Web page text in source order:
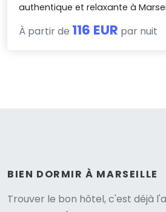
authentique et relaxante à
À partir de 116 EUR par nuit
BIEN DORMIR À MARSEILLE
Trouver le bon hôtel, c'est déjà